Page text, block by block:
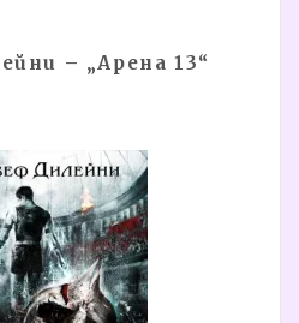
– „Арена 13“